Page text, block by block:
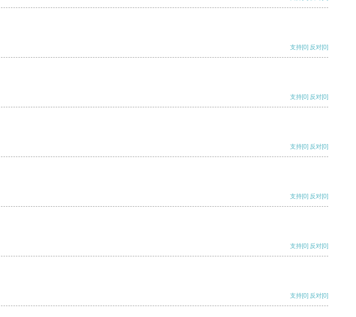
支持[0] 反对[0]
支持[0] 反对[0]
支持[0] 反对[0]
支持[0] 反对[0]
支持[0] 反对[0]
支持[0] 反对[0]